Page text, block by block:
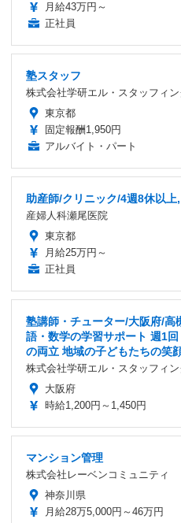
月給43万円～
正社員
塾スタッフ
株式会社学研エル・スタッフィ
東京都
固定報酬1,950円
アルバイト・パート
助産師/クリニック/4週8休以上
産婦人科瀬尾医院
東京都
月給25万円～
正社員
塾講師・チューター/大阪府/
語・数学の学習サポート 週1
の両立 地域の子どもたちの笑
株式会社学研エル・スタッフィ
大阪府
時給1,200円～1,450円
マンション管理
株式会社レーベンコミュニティ
神奈川県
月給28万5,000円～46万円